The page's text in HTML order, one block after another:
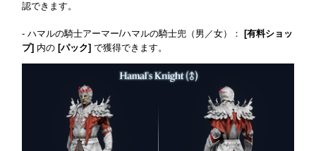
認できます。
- ハマルの騎士アーマー/ハマルの騎士兜（男／女）：
[有料ショッ
プ] 内の [パック] で獲得できます。